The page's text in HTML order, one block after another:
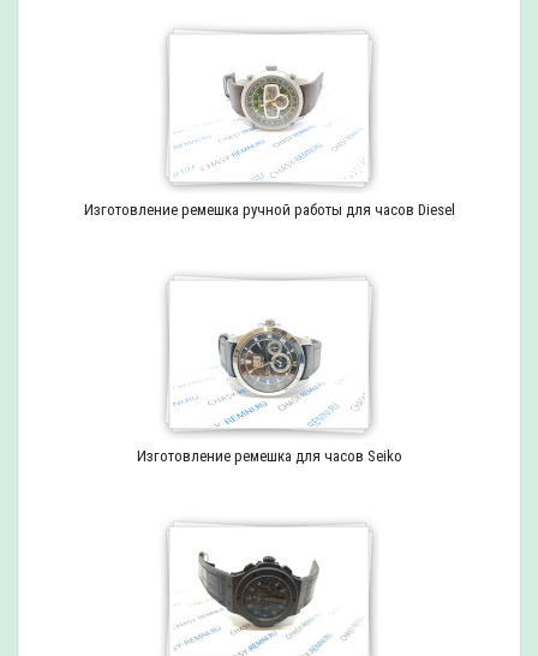
Изготовление ремешка ручной работы для часов Diesel
Изготовление ремешка для часов Seiko